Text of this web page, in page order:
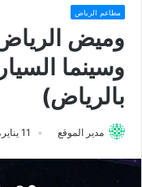
مطاعم الرياض
وميض
وسينما
بالرياض)
مدير الموقع 11 يناير، 2021